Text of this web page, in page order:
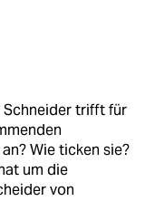
Schneider trifft für
Wie ticken sie?
um die
von